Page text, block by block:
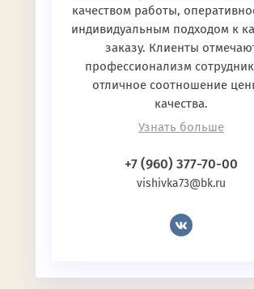
качеством работы,
индивидуальным подходом к
заказу. Клиенты
профессионализм
отличное соотношение
качества.
Узнать больше
+7 (960) 377-70-00
vishivka73@bk.ru